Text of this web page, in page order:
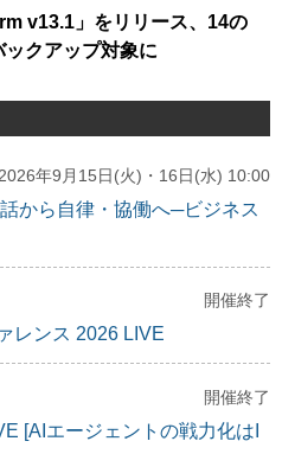
v13.1」をリリース、14の
クアップ対象に
2026年9月15日(火)・16日(水) 10:00
から自律・協働へ─ビジネス
開催終了
レンス 2026 LIVE
開催終了
[AIエージェントの戦力化はI